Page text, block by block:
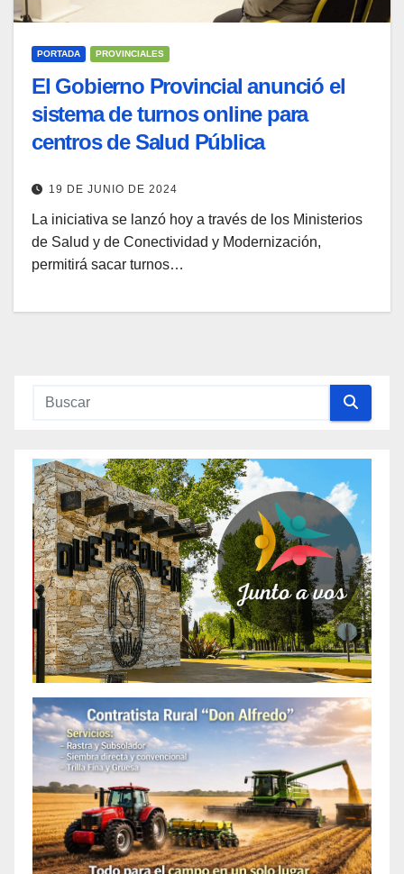
PORTADA PROVINCIALES
El Gobierno Provincial anunció el
sistema de turnos online para
centros de Salud Pública
19 DE JUNIO DE 2024
La iniciativa se lanzó hoy a través de los Ministerios
de Salud y de Conectividad y Modernización,
permitirá sacar turnos…